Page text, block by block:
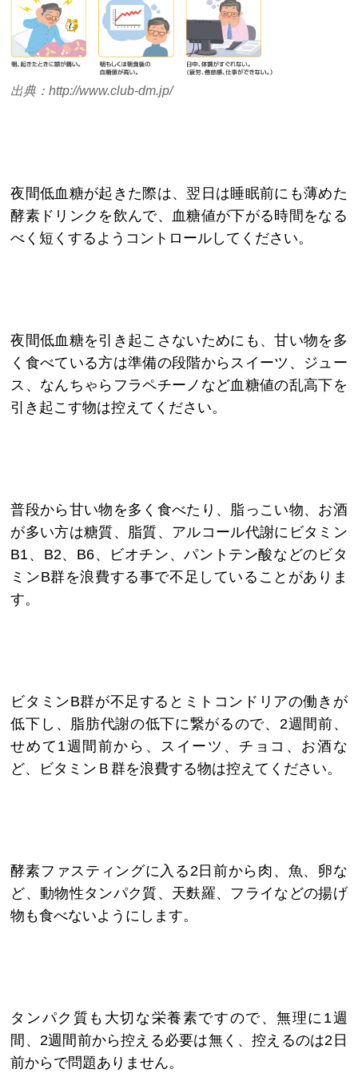
出典：http://www.club-dm.jp/
夜間低血糖が起きた際は、翌日は睡眠前にも薄めた
酵素ドリンクを飲んで、血糖値が下がる時間をなる
べく短くするようコントロールしてください。
夜間低血糖を引き起こさないためにも、甘い物を多
く食べている方は準備の段階からスイーツ、ジュー
ス、なんちゃらフラペチーノなど血糖値の乱高下を
引き起こす物は控えてください。
普段から甘い物を多く食べたり、脂っこい物、お酒
が多い方は糖質、脂質、アルコール代謝にビタミン
B1、B2、B6、ビオチン、パントテン酸などのビタ
ミンB群を浪費する事で不足していることがありま
す。
ビタミンB群が不足するとミトコンドリアの働きが
低下し、脂肪代謝の低下に繋がるので、2週間前、
せめて1週間前から、スイーツ、チョコ、お酒な
ど、ビタミンＢ群を浪費する物は控えてください。
酵素ファスティングに入る2日前から肉、魚、卵な
ど、動物性タンパク質、天麩羅、フライなどの揚げ
物も食べないようにします。
タンパク質も大切な栄養素ですので、無理に1週
間、2週間前から控える必要は無く、控えるのは2日
前からで問題ありません。